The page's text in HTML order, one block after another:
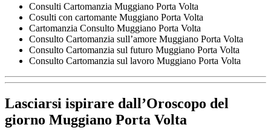
Consulti Cartomanzia Muggiano Porta Volta
Cosulti con cartomante Muggiano Porta Volta
Cartomanzia Consulto Muggiano Porta Volta
Consulto Cartomanzia sull’amore Muggiano Porta Volta
Consulto Cartomanzia sul futuro Muggiano Porta Volta
Consulto Cartomanzia sul lavoro Muggiano Porta Volta
Lasciarsi ispirare dall’Oroscopo del
giorno Muggiano Porta Volta